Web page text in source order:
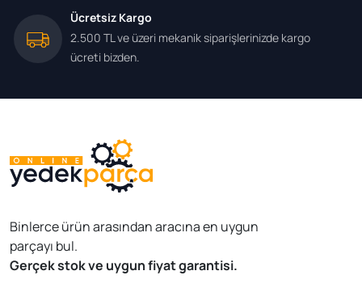
Ücretsiz Kargo
2.500 TL ve üzeri mekanik siparişlerinizde kargo
ücreti bizden.
Binlerce ürün arasından aracına en uygun
parçayı bul.
Gerçek stok ve uygun fiyat garantisi.